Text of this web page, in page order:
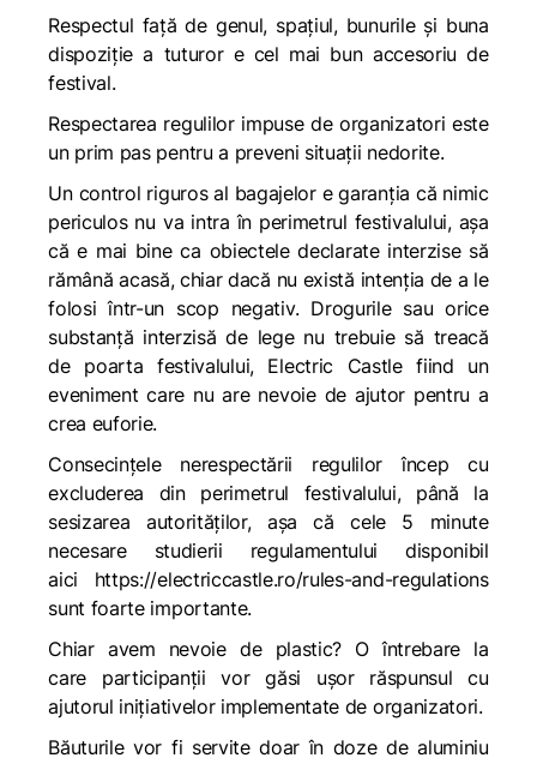
Respectul fațăde genul, spațiul, bunurile și buna
dispozițiea tuturor e cel mai bun accesoriu de
festival.
Respectarea regulilor impuse de organizatori este
un prim pas pentru a preveni situații nedorite.
Un control riguros al bagajelor e garanția că nimic
periculos nu va intra în perimetrul festivalului, așa
că e mai bine ca obiectele declarate interzise să
rămână acasă, chiar dacă nu există intenția de a le
folosi într-un scop negativ. Drogurile sau orice
substanță interzisă de legenu trebuie să treacă
de poarta festivalului, Electric Castlefiind un
eveniment care nu are nevoie de ajutor pentru a
crea euforie.
Consecințele nerespectării regulilor încep cu
excluderea din perimetrul festivalului, până la
sesizarea autorităților, așa că cele 5 minute
necesare studierii regulamentului disponibil
aici https://electriccastle.ro/rules-and-regulations
sunt foarte importante.
Chiar avem nevoie de plastic? O întrebare la
care participanții vorgăsi ușor răspunsul cu
ajutorul inițiativelor implementate de organizatori.
Băuturile vor fi servite doar în doze de aluminiu